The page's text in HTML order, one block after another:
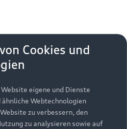
Zurück nach oben
Cookies und
eigene und Dienste
Webtechnologien
zu verbessern, den
zu analysieren sowie auf